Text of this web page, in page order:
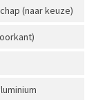
(naar keuze)